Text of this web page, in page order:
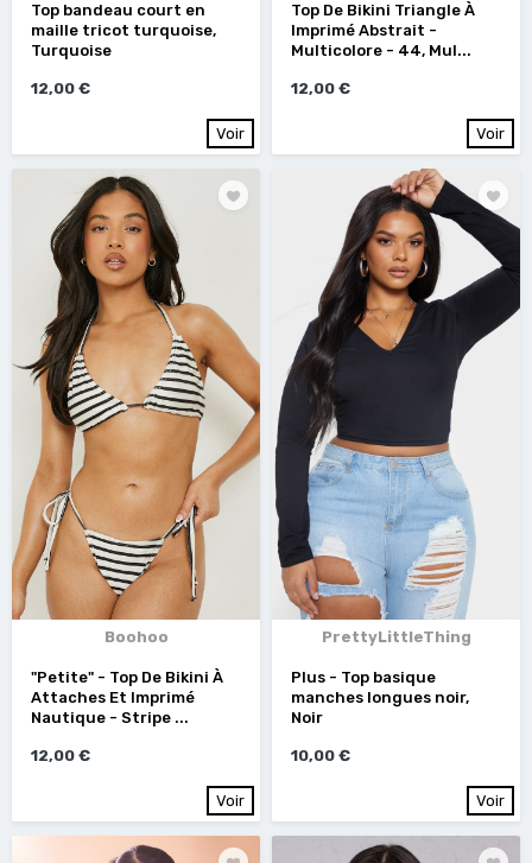
Top bandeau court en
maille tricot turquoise,
Turquoise
12,00 €
Voir
Top De Bikini Triangle À
Imprimé Abstrait -
Multicolore - 44, Mul...
12,00 €
Voir
Boohoo
"Petite" - Top De Bikini À
Attaches Et Imprimé
Nautique - Stripe ...
12,00 €
Voir
PrettyLittleThing
Plus - Top basique
manches longues noir,
Noir
10,00 €
Voir